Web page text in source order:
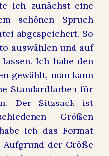
ich zunächst eine
schönen Spruch
abgespeichert. So
auswählen und auf
Ich habe den
gewählt, man kann
Standardfarben für
Der Sitzsack ist
Größen
ich das Format
Aufgrund der Größe